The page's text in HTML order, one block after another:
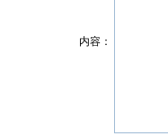
内容：